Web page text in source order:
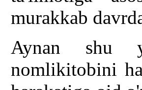
murakkab
Aynan shu
nomlikitobini